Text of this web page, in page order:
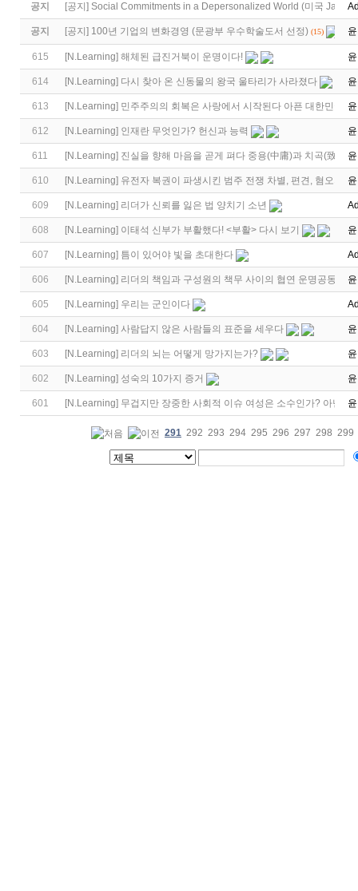
공지 [공지 ] Social Commitments in a Depersonalized World (미국 Jame
공지 [공지 ] 100년 기업의 변화경영 (문광부 우수학술도서 선정) (15)
615 [N.Learning] 해체된 급진거북이 운명이다!
614 [N.Learning] 다시 찾아 온 신동물의 왕국 울타리가 사라졌다
613 [N.Learning] 민주주의의 회복은 사랑에서 시작된다 아픈 대한민국 치
612 [N.Learning] 인재란 무엇인가? 헌신과 능력
611 [N.Learning] 진실을 향해 마음을 곧게 펴다 중용(中庸)과 치곡(致曲)
610 [N.Learning] 유전자 복권이 파생시킨 범주 전쟁 차별, 편견, 혐오의 기
609 [N.Learning] 리더가 신뢰를 잃은 법 양치기 소년
608 [N.Learning] 이태석 신부가 부활했다! <부활> 다시 보기
607 [N.Learning] 틈이 있어야 빛을 초대한다
606 [N.Learning] 리더의 책임과 구성원의 책무 사이의 협연 운명공동체
605 [N.Learning] 우리는 군인이다
604 [N.Learning] 사람답지 않은 사람들의 표준을 세우다
603 [N.Learning] 리더의 뇌는 어떻게 망가지는가?
602 [N.Learning] 성숙의 10가지 증거
601 [N.Learning] 무겁지만 장중한 사회적 이슈 여성은 소수인가? 아닌가?
291 292 293 294 295 296 297 298 299